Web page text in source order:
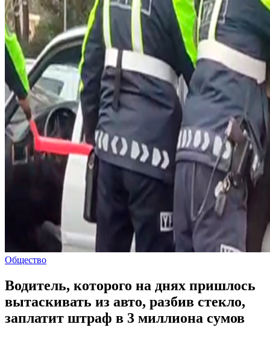
Общество
Водитель, которого на днях пришлось
вытаскивать из авто, разбив стекло,
заплатит штраф в 3 миллиона сумов